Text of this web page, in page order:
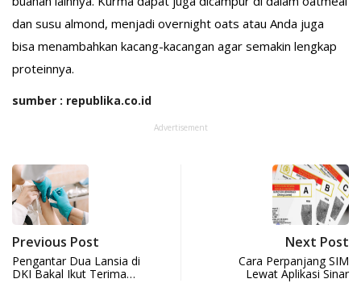
dan susu almond, menjadi overnight oats atau Anda juga
bisa menambahkan kacang-kacangan agar semakin lengkap
proteinnya.
sumber : republika.co.id
Advertisement
Previous Post
Pengantar Dua Lansia di
DKI Bakal Ikut Terima…
Next Post
Cara Perpanjang SIM
Lewat Aplikasi Sinar